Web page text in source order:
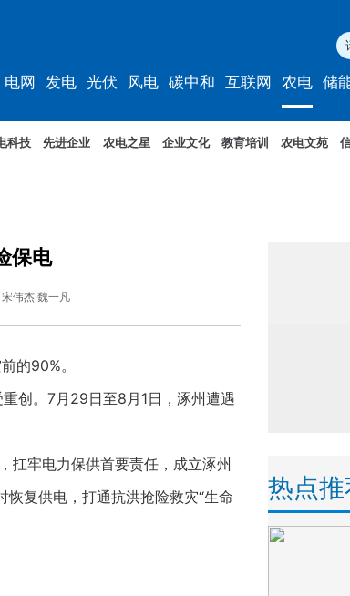
电网 发电 光伏 风电 碳中和 互联网 农电 储
科技 先进企业 农电之星 企业文化 教育培训 农电文苑
保电
伟杰 魏一凡
的90%。
创。7月29日至8月1日，涿州遭遇
牢电力保供首要责任，成立涿州
复供电，打通抗洪抢险救灾“生命
热点推